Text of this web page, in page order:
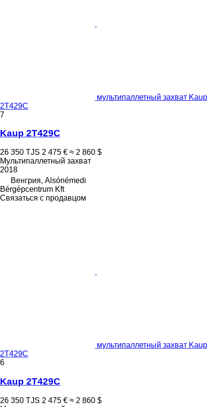
мультипаллетный захват Kaup
2T429C
7
Kaup 2T429C
26 350 TJS 2 475 € ≈ 2 860 $
Мультипаллетный захват
2018
Венгрия, Alsónémedi
Bérgépcentrum Kft
Связаться с продавцом
мультипаллетный захват Kaup
2T429C
6
Kaup 2T429C
26 350 TJS 2 475 € ≈ 2 860 $